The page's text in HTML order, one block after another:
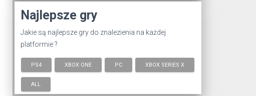
Najlepsze gry
Jakie są najlepsze gry do znalezienia na każdej
platformie ?
PS4 XBOX ONE PC XBOX SERIES X
ALL